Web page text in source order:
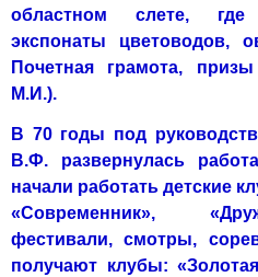
областном слете,
экспонаты цветоводов,
Почетная грамота,
М.И.).
В 70 годы под
В.Ф. развернулась
начали работать детские
«Современник»,
фестивали, смот­ры,
получают клубы: